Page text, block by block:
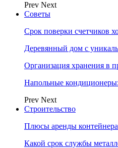
Prev Next
Советы
Срок поверки счетчиков
Деревянный дом с
Организация хранения в
Напольные
Prev Next
Строительство
Плюсы аренды
Какой срок службы